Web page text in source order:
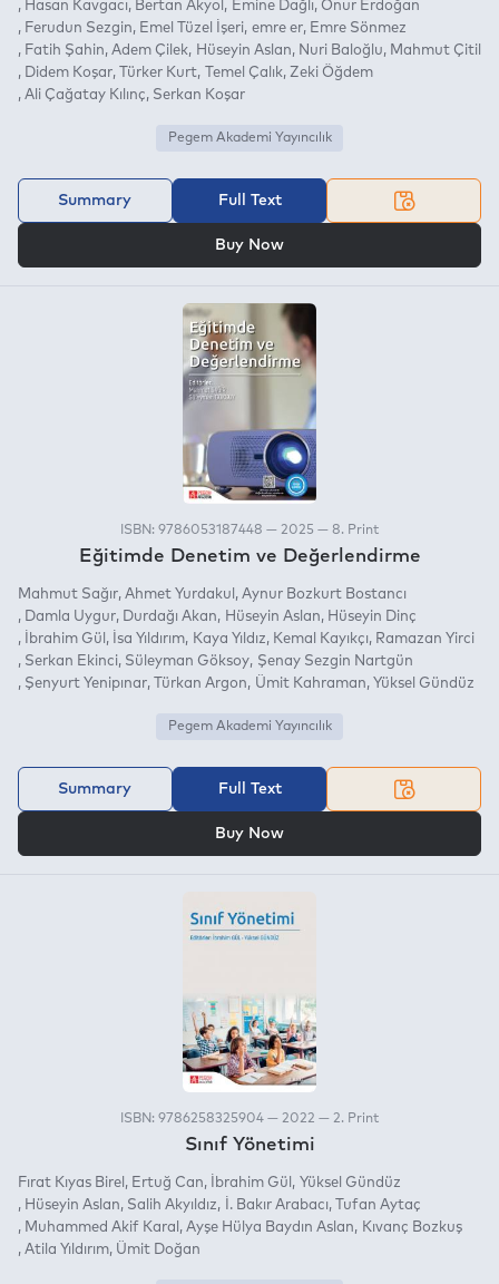
Hasan Kavgacı Bertan Akyol Emine Dağlı
Onur Erdoğan
Ferudun Sezgin
Emel Tüzel İşeri emre er
Emre Sönmez
Fatih Şahin Adem Çilek Hüseyin Aslan Nuri Baloğlu
Mahmut Çitil
Didem Koşar
Türker Kurt Temel Çalık Zeki Öğdem
Ali Çağatay Kılınç
Serkan Koşar
Pegem Akademi Yayıncılık
Summary Full Text
Buy Now
ISBN: 9786053187448 — 2025 — 8. Print
Eğitimde Denetim ve Değerlendirme
Mahmut Sağır Ahmet Yurdakul
Aynur Bozkurt Bostancı
Damla Uygur
Durdağı Akan Hüseyin Aslan
Hüseyin Dinç
İbrahim Gül
İsa Yıldırım Kaya Yıldız Kemal Kayıkçı
Ramazan Yirci
Serkan Ekinci Süleyman Göksoy
Şenay Sezgin Nartgün
Şenyurt Yenipınar
Türkan Argon Ümit Kahraman Yüksel Gündüz
Pegem Akademi Yayıncılık
Summary Full Text
Buy Now
ISBN: 9786258325904 — 2022 — 2. Print
Sınıf Yönetimi
Fırat Kıyas Birel Ertuğ Can İbrahim Gül
Yüksel Gündüz
Hüseyin Aslan
Salih Akyıldız İ. Bakır Arabacı
Tufan Aytaç
Muhammed Akif Karal
Ayşe Hülya Baydın Aslan
Kıvanç Bozkuş
Atila Yıldırım Ümit Doğan